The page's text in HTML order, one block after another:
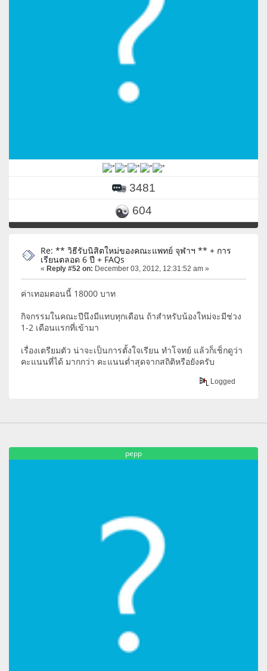
3481
604
Re: ** วิธีรับนิสิตใหม่ของคณะแพทย์ จุฬาฯ ** + การ
เรียนตลอด 6 ปี + FAQs
« Reply #52 on: December 03, 2012, 12:31:52 am »
ค่าเทอมตอนนี้ 18000 บาท
กิจกรรมในคณะปีนึงมีแทบทุกเดือน ถ้าสำหรับน้องใหม่จะมีช่วง
1-2 เดือนแรกที่เข้ามา
เรื่องเตรียมตัว น่าจะเป็นการตั้งใจเรียน ทำโจทย์ แล้วก็เช็กดูว่า
คะแนนที่ได้ มากกว่า คะแนนต่ำสุดจากสถิติหรือยังครับ
Logged
pepp